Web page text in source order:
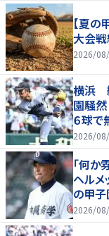
【夏
大会
2026/
横浜
園騒
６球
2026/
「何か
ヘルメ
の甲
2026/